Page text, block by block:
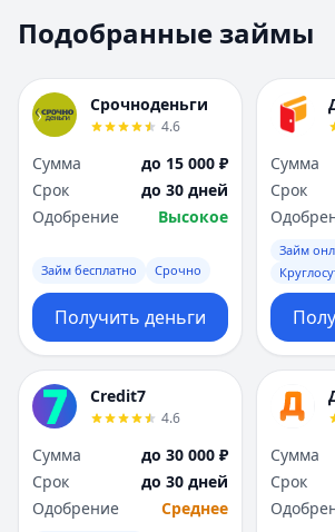
П
Р
С
Подобранные займы
Срочноденьги
4.6
Сумма
до 15 000 ₽
Срок
до 30 дней
Одобрение
Высокое
Займ бесплатно Срочно
Получить деньги
Сумма
Срок
Займ
Credit7
4.6
Сумма
до 30 000 ₽
Срок
до 30 дней
Одобрение
Среднее
Сумма
Срок